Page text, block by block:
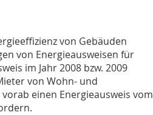
von Gebäuden
von Energieausweisen für
im Jahr 2008 bzw. 2009
von Wohn- und
einen Energieausweis vom